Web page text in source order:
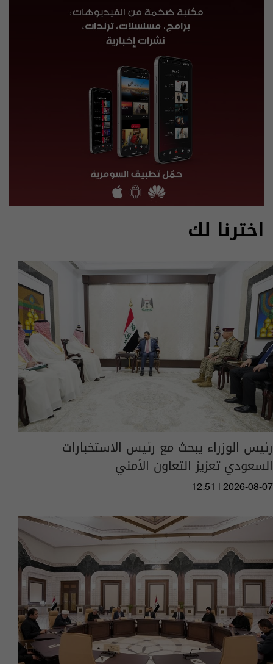
اخترنا لك
رئيس الوزراء يبحث مع رئيس الاستخبارات
السعودي تعزيز التعاون الأمني
12:51 | 2026-08-07